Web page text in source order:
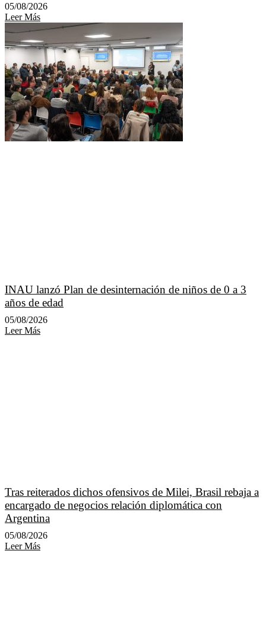
05/08/2026
Leer Más
INAU lanzó Plan de desinternación de niños de 0 a 3
años de edad
05/08/2026
Leer Más
Tras reiterados dichos ofensivos de Milei, Brasil rebaja a
encargado de negocios relación diplomática con
Argentina
05/08/2026
Leer Más